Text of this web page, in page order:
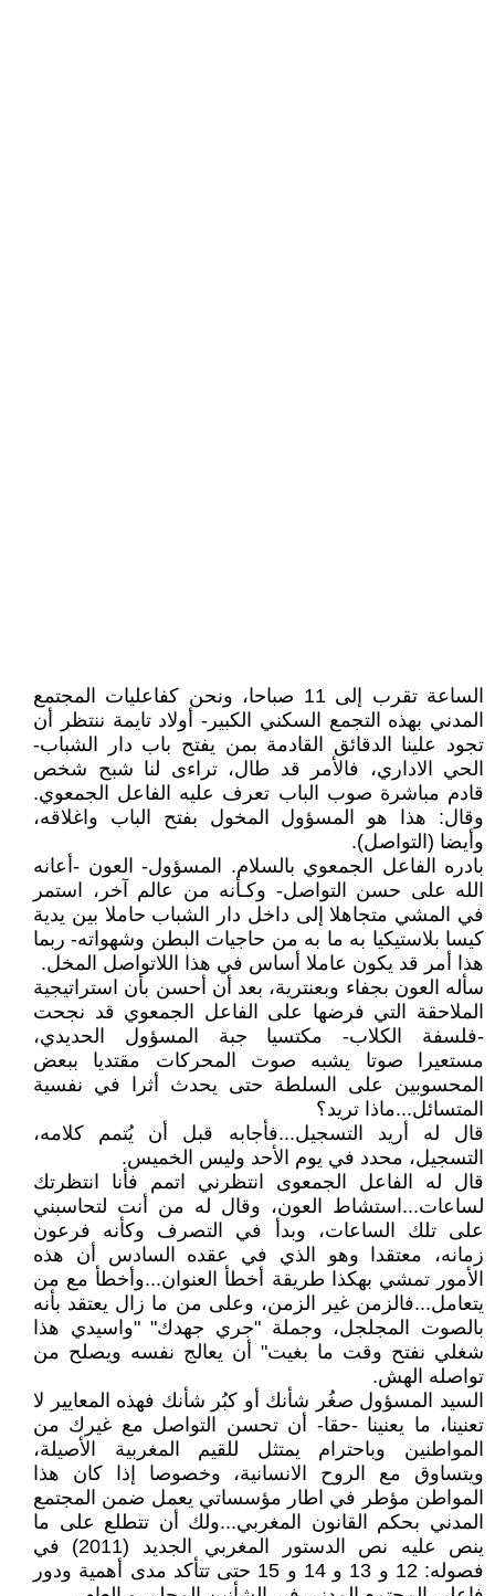
الساعة تقرب إلى 11 صباحا، ونحن كفاعليات المجتمع
المدني بهذه التجمع السكني الكبير- أولاد تايمة ننتظر أن
تجود علينا الدقائق القادمة بمن يفتح باب دار الشباب-
الحي الاداري، فالأمر قد طال، تراءى لنا شبح شخص
قادم مباشرة صوب الباب تعرف عليه الفاعل الجمعوي.
وقال: هذا هو المسؤول المخول بفتح الباب واغلاقه،
وأيضا (التواصل).
بادره الفاعل الجمعوي بالسلام. المسؤول- العون -أعانه
الله على حسن التواصل- وكـأنه من عالم آخر، استمر
في المشي متجاهلا إلى داخل دار الشباب حاملا بين يدية
كيسا بلاستيكيا به ما به من حاجيات البطن وشهواته- ربما
هذا أمر قد يكون عاملا أساس في هذا اللاتواصل المخل.
سأله العون بجفاء وبعنترية، بعد أن أحسن بأن استراتيجية
الملاحقة التي فرضها على الفاعل الجمعوي قد نجحت
-فلسفة الكلاب- مكتسيا جبة المسؤول الحديدي،
مستعيرا صوتا يشبه صوت المحركات مقتديا ببعض
المحسوبين على السلطة حتى يحدث أثرا في نفسية
المتسائل...ماذا تريد؟
قال له أريد التسجيل...فأجابه قبل أن يُتمم كلامه،
التسجيل، محدد في يوم الأحد وليس الخميس.
قال له الفاعل الجمعوى انتظرني اتمم فأنا انتظرتك
لساعات...استشاط العون، وقال له من أنت لتحاسبني
على تلك الساعات، وبدأ في التصرف وكأنه فرعون
زمانه، معتقدا وهو الذي في عقده السادس أن هذه
الأمور تمشي بهكذا طريقة أخطأ العنوان...وأخطأ مع من
يتعامل...فالزمن غير الزمن، وعلى من ما زال يعتقد بأنه
بالصوت المجلجل، وجملة "جري جهدك" "واسيدي هذا
شغلي نفتح وقت ما بغيت" أن يعالج نفسه ويصلح من
تواصله الهش.
السيد المسؤول صغُر شأنك أو كبُر شأنك فهذه المعايير لا
تعنينا، ما يعنينا -حقا- أن تحسن التواصل مع غيرك من
المواطنين وباحترام يمتثل للقيم المغربية الأصيلة،
ويتساوق مع الروح الانسانية، وخصوصا إذا كان هذا
المواطن مؤطر في اطار مؤسساتي يعمل ضمن المجتمع
المدني بحكم القانون المغربي...ولك أن تتطلع على ما
ينص عليه نص الدستور المغربي الجديد (2011) في
فصوله: 12 و 13 و 14 و 15 حتى تتأكد مدى أهمية ودور